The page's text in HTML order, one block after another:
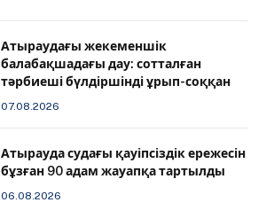
Атыраудағы жекеменшік
балабақшадағы дау: сотталған
тәрбиеші бүлдіршінді ұрып-соққан
07.08.2026
Атырауда судағы қауіпсіздік ережесін
бұзған 90 адам жауапқа тартылды
06.08.2026